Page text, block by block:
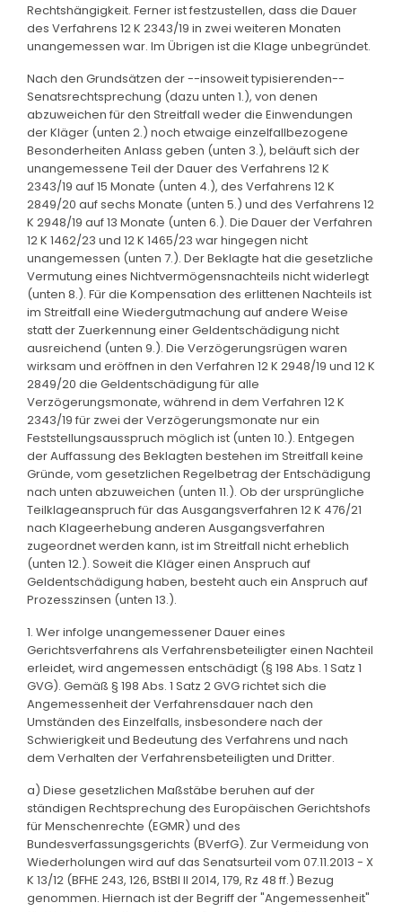
Rechtshängigkeit. Ferner ist festzustellen, dass die Dauer
des Verfahrens 12 K 2343/19 in zwei weiteren Monaten
unangemessen war. Im Übrigen ist die Klage unbegründet.
Nach den Grundsätzen der --insoweit typisierenden--
Senatsrechtsprechung (dazu unten 1.), von denen
abzuweichen für den Streitfall weder die Einwendungen
der Kläger (unten 2.) noch etwaige einzelfallbezogene
Besonderheiten Anlass geben (unten 3.), beläuft sich der
unangemessene Teil der Dauer des Verfahrens 12 K
2343/19 auf 15 Monate (unten 4.), des Verfahrens 12 K
2849/20 auf sechs Monate (unten 5.) und des Verfahrens 12
K 2948/19 auf 13 Monate (unten 6.). Die Dauer der Verfahren
12 K 1462/23 und 12 K 1465/23 war hingegen nicht
unangemessen (unten 7.). Der Beklagte hat die gesetzliche
Vermutung eines Nichtvermögensnachteils nicht widerlegt
(unten 8.). Für die Kompensation des erlittenen Nachteils ist
im Streitfall eine Wiedergutmachung auf andere Weise
statt der Zuerkennung einer Geldentschädigung nicht
ausreichend (unten 9.). Die Verzögerungsrügen waren
wirksam und eröffnen in den Verfahren 12 K 2948/19 und 12 K
2849/20 die Geldentschädigung für alle
Verzögerungsmonate, während in dem Verfahren 12 K
2343/19 für zwei der Verzögerungsmonate nur ein
Feststellungsausspruch möglich ist (unten 10.). Entgegen
der Auffassung des Beklagten bestehen im Streitfall keine
Gründe, vom gesetzlichen Regelbetrag der Entschädigung
nach unten abzuweichen (unten 11.). Ob der ursprüngliche
Teilklageanspruch für das Ausgangsverfahren 12 K 476/21
nach Klageerhebung anderen Ausgangsverfahren
zugeordnet werden kann, ist im Streitfall nicht erheblich
(unten 12.). Soweit die Kläger einen Anspruch auf
Geldentschädigung haben, besteht auch ein Anspruch auf
Prozesszinsen (unten 13.).
1. Wer infolge unangemessener Dauer eines
Gerichtsverfahrens als Verfahrensbeteiligter einen Nachteil
erleidet, wird angemessen entschädigt (§ 198 Abs. 1 Satz 1
GVG). Gemäß § 198 Abs. 1 Satz 2 GVG richtet sich die
Angemessenheit der Verfahrensdauer nach den
Umständen des Einzelfalls, insbesondere nach der
Schwierigkeit und Bedeutung des Verfahrens und nach
dem Verhalten der Verfahrensbeteiligten und Dritter.
a) Diese gesetzlichen Maßstäbe beruhen auf der
ständigen Rechtsprechung des Europäischen Gerichtshofs
für Menschenrechte (EGMR) und des
Bundesverfassungsgerichts (BVerfG). Zur Vermeidung von
Wiederholungen wird auf das Senatsurteil vom 07.11.2013 - X
K 13/12 (BFHE 243, 126, BStBl II 2014, 179, Rz 48 ff.) Bezug
genommen. Hiernach ist der Begriff der "Angemessenheit"